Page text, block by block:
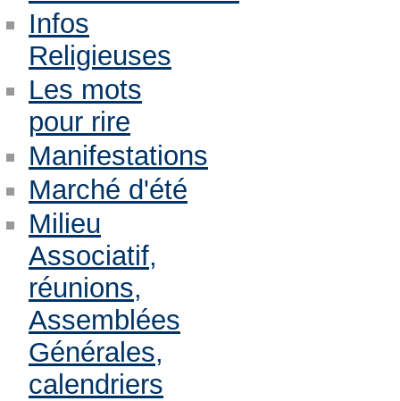
Infos
Religieuses
Les mots
pour rire
Manifestations
Marché d'été
Milieu
Associatif,
réunions,
Assemblées
Générales,
calendriers